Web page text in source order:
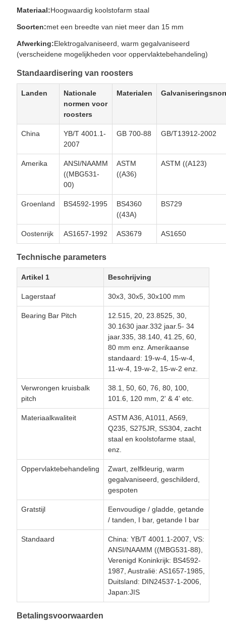
Materiaal:Hoogwaardig koolstofarm staal
Soorten:met een breedte van niet meer dan 15 mm
Afwerking:Elektrogalvaniseerd, warm gegalvaniseerd
(verscheidene mogelijkheden voor oppervlaktebehandeling)
Standaardisering van roosters
Landen
Nationale
normen voor
roosters
Materialen
China
YB/T 4001.1-
2007
GB 700-88 GB/T13912-2002
Amerika
ANSI/NAAMM
((MBG531-
00)
ASTM
((A36)
ASTM ((A123)
Groenland BS4592-1995
BS4360
((43A)
BS729
Oostenrijk AS1657-1992 AS3679 AS1650
Technische parameters
Artikel 1 Beschrijving
Lagerstaaf 30x3, 30x5, 30x100 mm
Bearing Bar Pitch
12.515, 20, 23.8525, 30,
30.1630 jaar.332 jaar.5- 34
jaar.335, 38.140, 41.25, 60,
80 mm enz. Amerikaanse
standaard: 19-w-4, 15-w-4,
11-w-4, 19-w-2, 15-w-2 enz.
Verwrongen kruisbalk
pitch
38.1, 50, 60, 76, 80, 100,
101.6, 120 mm, 2' & 4' etc.
Materiaalkwaliteit
ASTM A36, A1011, A569,
Q235, S275JR, SS304, zacht
staal en koolstofarme staal,
enz.
Oppervlaktebehandeling
Zwart, zelfkleurig, warm
gegalvaniseerd, geschilderd,
gespoten
Gratstijl
Eenvoudige / gladde, getande
/ tanden, I bar, getande I bar
Standaard
China: YB/T 4001.1-2007, VS:
ANSI/NAAMM ((MBG531-88),
Verenigd Koninkrijk: BS4592-
1987, Australië: AS1657-1985,
Duitsland: DIN24537-1-2006,
Japan:JIS
Betalingsvoorwaarden